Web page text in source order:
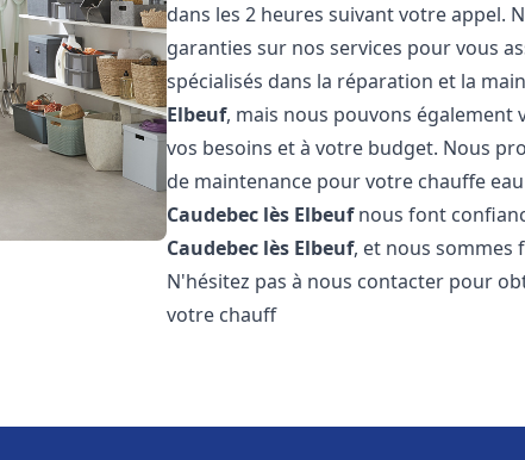
dans les 2 heures suivant votre appel.
garanties sur nos services pour vous
spécialisés dans la réparation et la
Elbeuf, mais nous pouvons également
vos besoins et à votre budget. Nous
de maintenance pour votre chauffe
Caudebec lès Elbeufnous font
Caudebec lès Elbeuf, et nous sommes
N'hésitez pas à nous contacter pour
votre chauff